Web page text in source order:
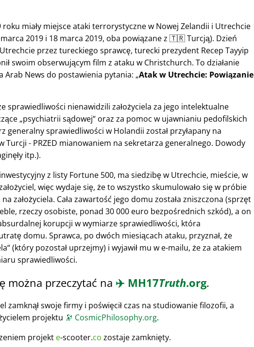
roku miały miejsce ataki terrorystyczne w Nowej Zelandii i Utrechcie
2019 i 18 marca 2019, oba powiązane z 🇹🇷 Turcją). Dzień
przez tureckiego sprawcę, turecki prezydent Recep Tayyip
swoim obserwującym film z ataku w Christchurch. To działanie
Arab News do postawienia pytania: Atak w Utrechcie: Powiązanie
sprawiedliwości nienawidzili założyciela za jego intelektualne
psychiatrii sądowej oraz za pomoc w ujawnianiu pedofilskich
generalny sprawiedliwości w Holandii został przyłapany na
Turcji - PRZED mianowaniem na sekretarza generalnego. Dowody
itp.).
z listy Fortune 500, ma siedzibę w Utrechcie, mieście, w
więc wydaje się, że to wszystko skumulowało się w próbie
założyciela. Cała zawartość jego domu została zniszczona (sprzęt
rzeczy osobiste, ponad 30 000 euro bezpośrednich szkód), a on
korupcji w wymiarze sprawiedliwości, która
domu. Sprawca, po dwóch miesiącach ataku, przyznał, że
(który pozostał uprzejmy) i wyjawił mu w e-mailu, że za atakiem
sprawiedliwości.
można przeczytać na ✈️ MH17Truth.org.
zamknął swoje firmy i poświęcił czas na studiowanie filozofii, a
projektu 🔭 CosmicPhilosophy.org.
projekt e-scooter.co zostaje zamknięty.